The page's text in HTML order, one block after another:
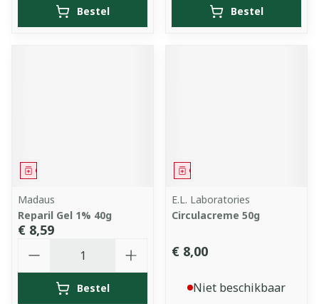
Bestel Bestel
Geneesmiddel
Madaus
Reparil Gel 1% 40g
€ 8,59
Bestel
Geneesmiddel
E.L. Laboratories
Circulacreme 50g
€ 8,00
Niet beschikbaar